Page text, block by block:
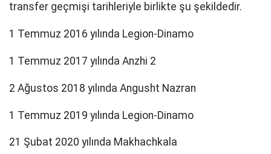
transfer geçmişi tarihleriyle birlikte şu şekildedir.
1 Temmuz 2016 yılında Legion-Dinamo
1 Temmuz 2017 yılında Anzhi 2
2 Ağustos 2018 yılında Angusht Nazran
1 Temmuz 2019 yılında Legion-Dinamo
21 Şubat 2020 yılında Makhachkala